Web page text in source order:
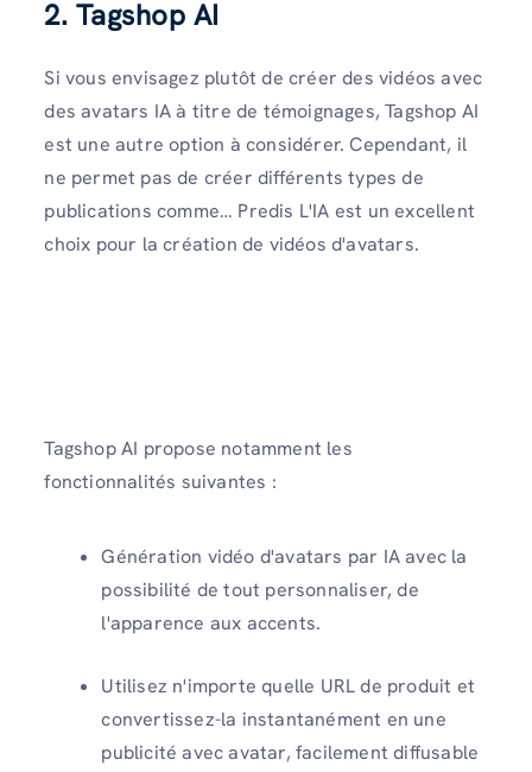
2. Tagshop AI
Si vous envisagez plutôt de créer des vidéos avec
des avatars IA à titre de témoignages, Tagshop AI
est une autre option à considérer. Cependant, il
ne permet pas de créer différents types de
publications comme… Predis L'IA est un excellent
choix pour la création de vidéos d'avatars.
Tagshop AI propose notamment les
fonctionnalités suivantes :
Génération vidéo d'avatars par IA avec la
possibilité de tout personnaliser, de
l'apparence aux accents.
Utilisez n'importe quelle URL de produit et
convertissez-la instantanément en une
publicité avec avatar, facilement diffusable